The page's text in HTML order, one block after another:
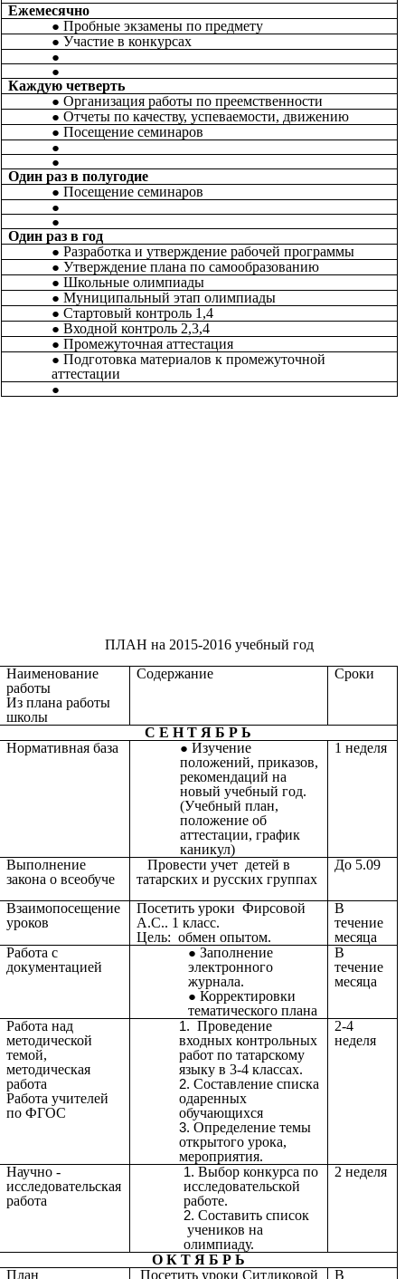
Ежемесячно
Пробные экзамены по предмету
Участие в конкурсах
Каждую четверть
Организация работы по преемственности
Отчеты по качеству, успеваемости, движению
Посещение семинаров
Один раз в полугодие
Посещение семинаров
Один раз в год
Разработка и утверждение рабочей программы
Утверждение плана по самообразованию
Школьные олимпиады
Муниципальный этап олимпиады
Стартовый контроль 1,4
Входной контроль 2,3,4
Промежуточная аттестация
Подготовка материалов к промежуточной
аттестации
ПЛАН на 2015-2016 учебный год
Наименование
работы
Из плана работы
школы
Содержание Сроки
С Е Н Т Я Б Р Ь
Нормативная база
Изучение
положений, приказов,
рекомендаций на
новый учебный год.
(Учебный план,
положение об
аттестации, график
каникул)
1 неделя
Выполнение
закона о всеобуче
Провести учет детей в
татарских и русских группах
До 5.09
Взаимопосещение
уроков
Посетить уроки Фирсовой
А.С.. 1 класс.
Цель: обмен опытом.
В
течение
месяца
Работа с
документацией
Заполнение
электронного
журнала.
Корректировки
тематического плана
В
течение
месяца
Работа над
методической
темой,
методическая
работа
Работа учителей
по ФГОС
Проведение
входных контрольных
работ по татарскому
языку в 3-4 классах.
Составление списка
одаренных
обучающихся
Определение темы
открытого урока,
мероприятия.
2-4
неделя
Научно -
исследовательская
работа
Выбор конкурса по
исследовательской
работе.
Составить список
учеников на
олимпиаду.
2 неделя
О К Т Я Б Р Ь
План
Посетить уроки Ситдиковой В